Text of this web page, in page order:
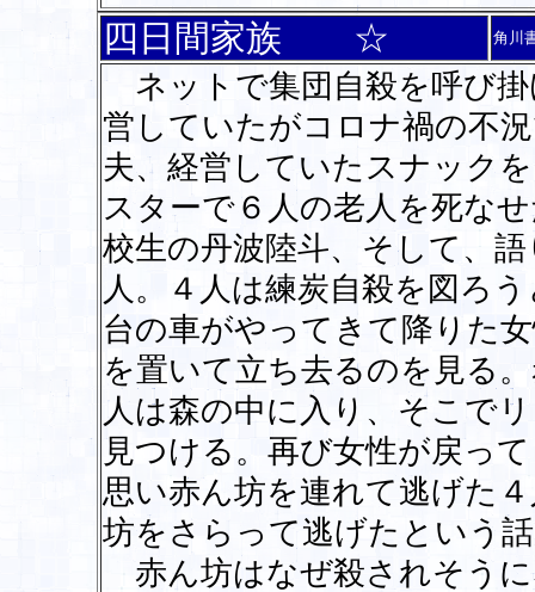
四日間家族 ☆ 角川
ネットで集団自殺を呼び掛
営していたがコロナ禍の不
夫、経営していたスナック
スターで６人の老人を死な
校生の丹波陸斗、そして、
人。４人は練炭自殺を図ろ
台の車がやってきて降りた
を置いて立ち去るのを見る
人は森の中に入り、そこで
見つける。再び女性が戻っ
思い赤ん坊を連れて逃げた
坊をさらって逃げたという
赤ん坊はなぜ殺されそう